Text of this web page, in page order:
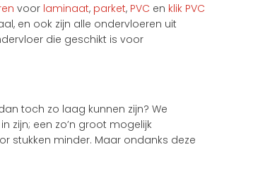
voor laminaat, parket, PVC en klik PVC
en ook zijn alle ondervloeren uit
die geschikt is voor
toch zo laag kunnen zijn? We
zijn; een zo’n groot mogelijk
stukken minder. Maar ondanks deze